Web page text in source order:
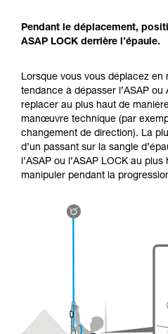
Pendant le déplacement,
ASAP LOCK derrière l’épaule.
Lorsque vous vous déplacez en
tendance à dépasser l’ASAP ou
replacer au plus haut de
manœuvre technique (par
changement de direction). La
d’un passant sur la sangle
l’ASAP ou l’ASAP LOCK au
manipuler pendant la